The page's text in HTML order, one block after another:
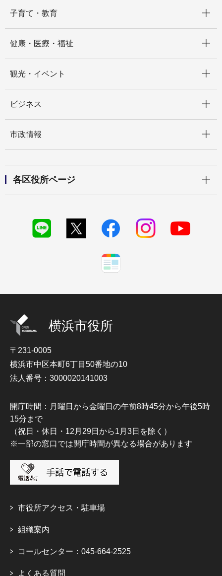
子育て・教育
健康・医療・福祉
観光・イベント
ビジネス
市政情報
各区役所ページ
横浜市役所
〒231-0005
横浜市中区本町6丁目50番地の10
法人番号：3000020141003
開庁時間：月曜日から金曜日の午前8時45分から午後5時
15分まで
（祝日・休日・12月29日から1月3日を除く）
※一部の窓口では開庁時間が異なる場合があります
市役所アクセス・駐車場
組織案内
コールセンター：045-664-2525
よくある質問